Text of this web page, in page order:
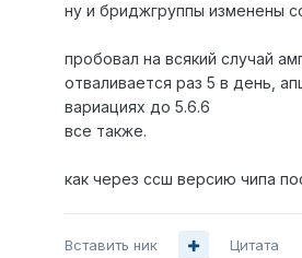
ну и бриджгруппы изменены
пробовал на всякий случай
отваливается раз 5 в день,
вариациях до 5.6.6
все также.
как через ссш версию чипа
Вставить ник Цитата